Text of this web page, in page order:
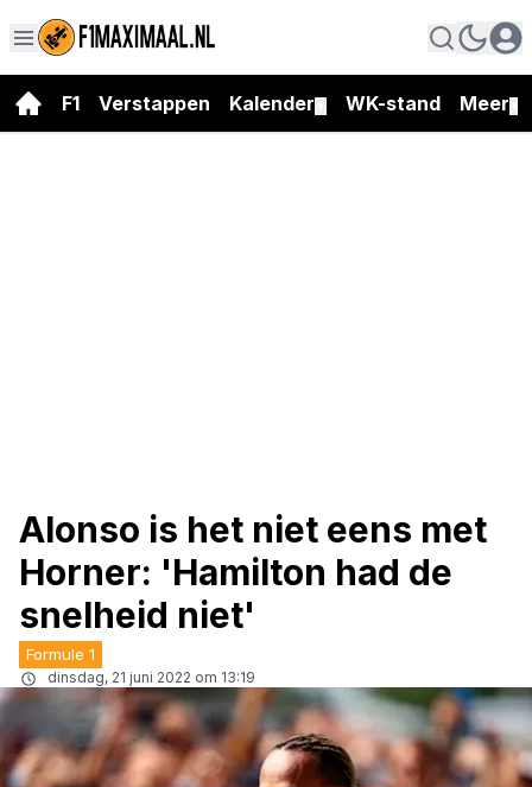
F1 Verstappen Kalender WK-stand Meer
Alonso is het niet eens met
Horner: 'Hamilton had de
snelheid niet'
Formule 1
dinsdag, 21 juni 2022 om 13:19